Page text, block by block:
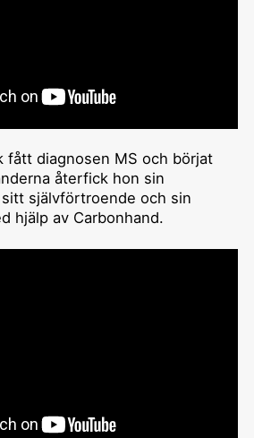
fått diagnosen MS och börjat
återfick hon sin
självförtroende och sin
hjälp av Carbonhand.